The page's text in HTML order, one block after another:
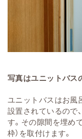
写真はユニットバス
ユニットバスはお風
設置されているので
す。その隙間を埋め
枠）を取付けます。